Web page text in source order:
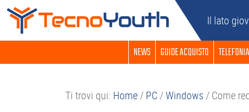
Passa
navigazione
Passa
contenuto
Passa
barra
Passa
piè
Il lato
NEWS GUIDE ACQUISTO TELEFONIA
Ti trovi qui: Home/ PC/Windows / Come